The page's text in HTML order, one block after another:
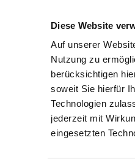
Diese Website
Auf unserer
Nutzung zu
berücksichtigen
soweit Sie hierfür
Technologien
jederzeit mit
eingesetzten